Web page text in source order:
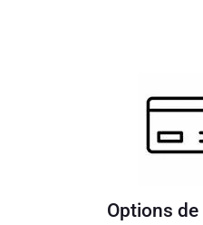
Options